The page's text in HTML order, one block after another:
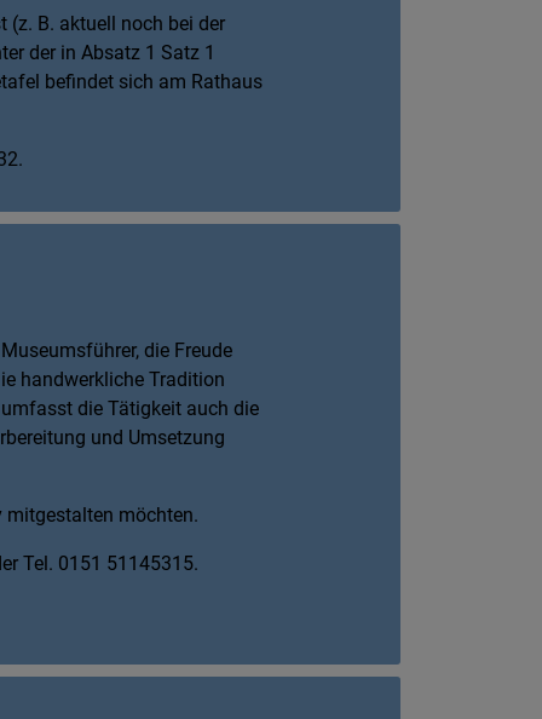
(z. B. aktuell noch bei der
der in Absatz 1 Satz 1
befindet sich am Rathaus
die Freude
handwerkliche Tradition
die Tätigkeit auch die
und Umsetzung
mitgestalten möchten.
Tel. 0151 51145315.